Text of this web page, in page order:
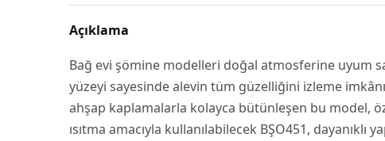
Açıklama
Bağ evi şömine modelleri doğal atmosferine uyum
yüzeyi sayesinde alevin tüm güzelliğini izleme
ahşap kaplamalarla kolayca bütünleşen bu model,
ısıtma amacıyla kullanılabilecek BŞO451,